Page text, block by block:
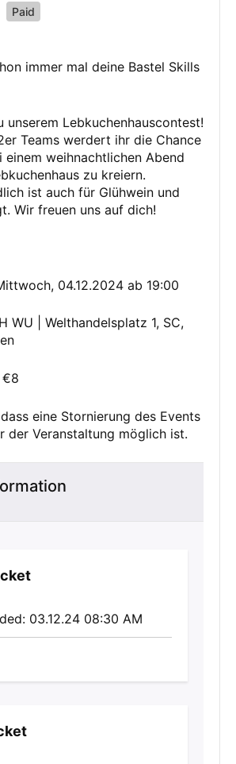
Paid
immer mal deine Bastel Skills
unserem Lebkuchenhauscontest!
Teams werdert ihr die Chance
einem weihnachtlichen Abend
zu kreiern.
ist auch für Glühwein und
Wir freuen uns auf dich!
04.12.2024 ab 19:00
WU | Welthandelsplatz 1, SC,
€8
eine Stornierung des Events
der Veranstaltung möglich ist.
03.12.24 08:30 AM